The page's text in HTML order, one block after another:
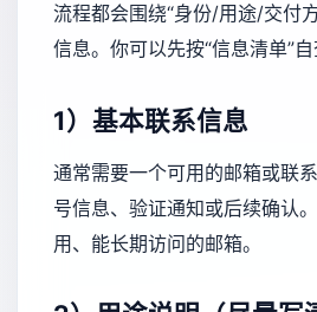
流程都会围绕“身份/用途/交付
信息。你可以先按“信息清单”自
1）基本联系信息
通常需要一个可用的邮箱或联
号信息、验证通知或后续确认
用、能长期访问的邮箱。